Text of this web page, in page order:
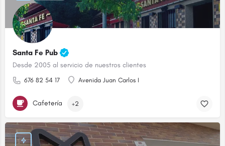
Santa Fe Pub
Desde 2005 al servicio de nuestros clientes
676 82 54 17 Avenida Juan Carlos I
Cafetería +2